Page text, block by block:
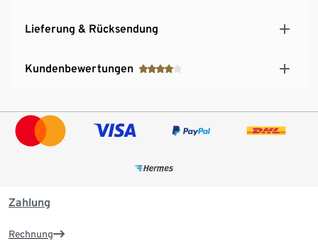
Lieferung & Rücksendung
Kundenbewertungen
Zahlung
Rechnung